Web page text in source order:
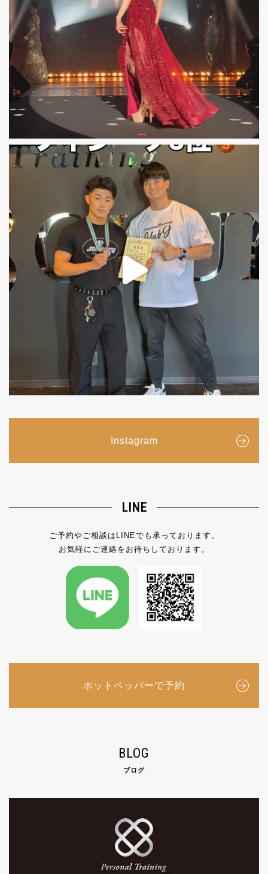
Instagram
LINE
ご予約やご相談はLINEでも承っております。
お気軽にご連絡をお待ちしております。
ホットペッパーで予約
BLOG
ブログ